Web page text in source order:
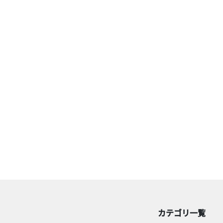
カテゴリ一覧